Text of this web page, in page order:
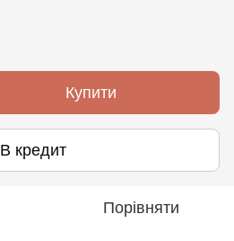
Купити
В кредит
Порівняти